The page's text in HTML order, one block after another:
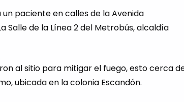
un paciente en calles de la Avenida
Salle de la Línea 2 del Metrobús, alcaldía
al sitio para mitigar el fuego, esto cerca
ubicada en la colonia Escandón.